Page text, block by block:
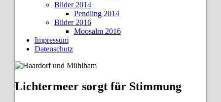
Bilder 2014
Pendling 2014
Bilder 2016
Moosalm 2016
Impressum
Datenschutz
Lichtermeer sorgt für Stimmung